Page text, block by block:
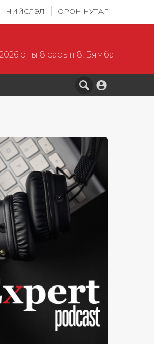
НИЙСЛЭЛ ОРОН НУТАГ
оны 8 сарын 8, Бямба